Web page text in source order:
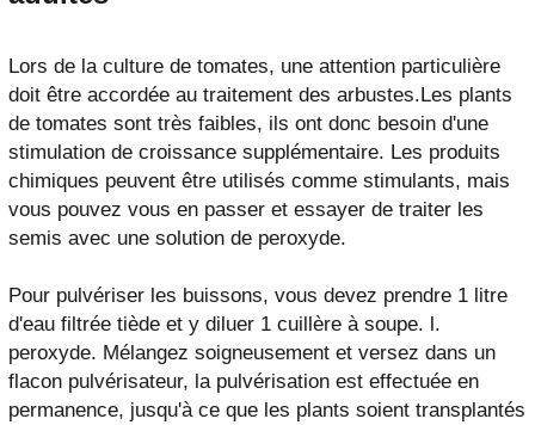
Lors de la culture de tomates, une attention particulière
doit être accordée au traitement des arbustes.Les plants
de tomates sont très faibles, ils ont donc besoin d'une
stimulation de croissance supplémentaire. Les produits
chimiques peuvent être utilisés comme stimulants, mais
vous pouvez vous en passer et essayer de traiter les
semis avec une solution de peroxyde.
Pour pulvériser les buissons, vous devez prendre 1 litre
d'eau filtrée tiède et y diluer 1 cuillère à soupe. l.
peroxyde. Mélangez soigneusement et versez dans un
flacon pulvérisateur, la pulvérisation est effectuée en
permanence, jusqu'à ce que les plants soient transplantés